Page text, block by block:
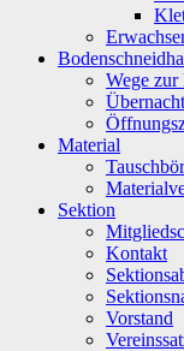
Wege zur
Material
Sektion
Kontakt
Vorstand